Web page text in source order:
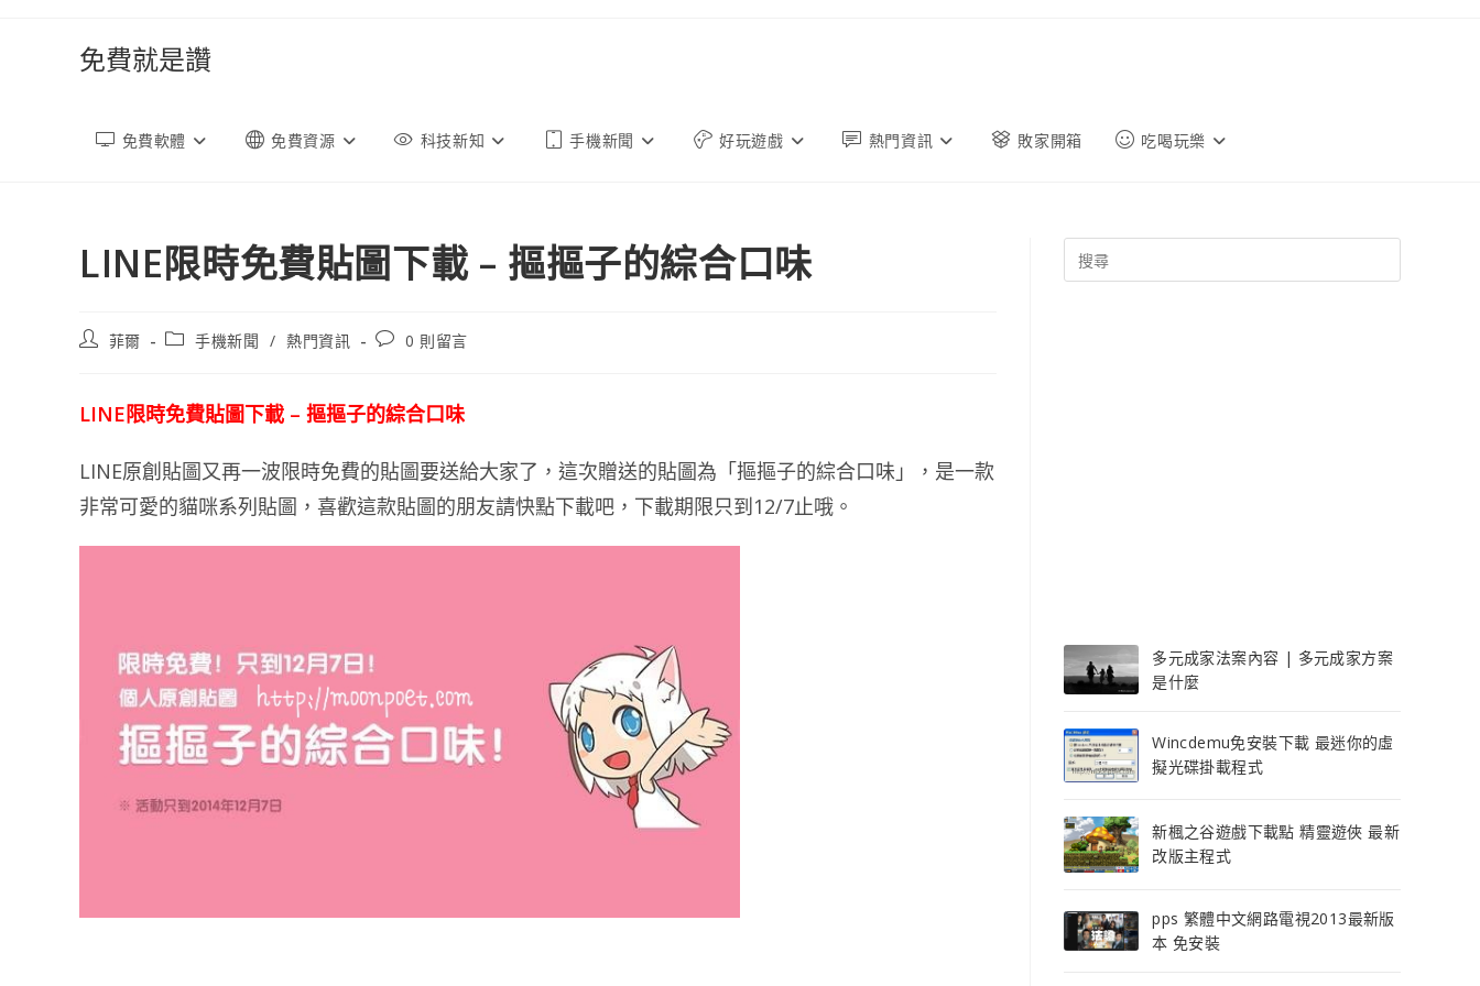
免費就是讚
免費軟體 免費資源 科技新知 手機新聞 好玩遊戲 熱門資訊 敗家開箱 吃喝玩樂
LINE限時免費貼圖下載 – 摳摳子的綜合口味
文
菲爾
文
別:
手機新聞 / 熱門資訊
文
論：
0 則留言
LINE限時免費貼圖下載 – 摳摳子的綜合口味
LINE原創貼圖又再一波限時免費的貼圖要送給大家了，這次贈送的貼圖為「摳摳子的綜合口味」，是一款
非常可愛的貓咪系列貼圖，喜歡這款貼圖的朋友請快點下載吧，下載期限只到12/7止哦。
多元成家法案內容 | 多元成家方案
是什麼
Wincdemu免安裝下載 最迷你的虛
擬光碟掛載程式
新楓之谷遊戲下載點 精靈遊俠 最新
改版主程式
pps 繁體中文網路電視2013最新版
本 免安裝